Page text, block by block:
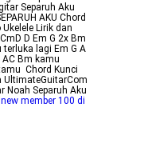
Separuh Aku
AKU Chord
Lirik dan
D Em G 2x Bm
lagi Em G A
Bm kamu
Chord Kunci
UltimateGuitarCom
Noah Separuh Aku
member 100 di